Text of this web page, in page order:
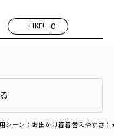
LIKE! 0
シーン ：お出かけ着着替えやすさ